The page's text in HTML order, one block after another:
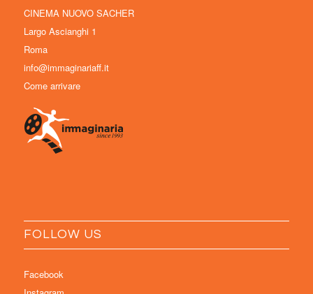
CINEMA NUOVO SACHER
Largo Ascianghi 1
Roma
info@immaginariaff.it
Come arrivare
FOLLOW US
Facebook